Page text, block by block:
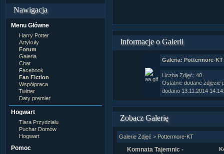
Nawigacja
Menu Główne
Harry Potter
Artykuły
Forum
Galeria
Chat
Facebook
Fan Fiction
Współpraca
Twitter
Daty premier
Hogwart
Tiara Przydziału
Puchar Domów
Hogwart
Pomoc
Informacje o Galerii
Galeria: Pottermore-KT
Liczba Zdjęć: 40
Ostatnie dodane zdjęcie
dodano 13.11.2014
Zobacz Galerię
Galerie Zdjęć > Pottermore-KT
Komnata Tajemnic -